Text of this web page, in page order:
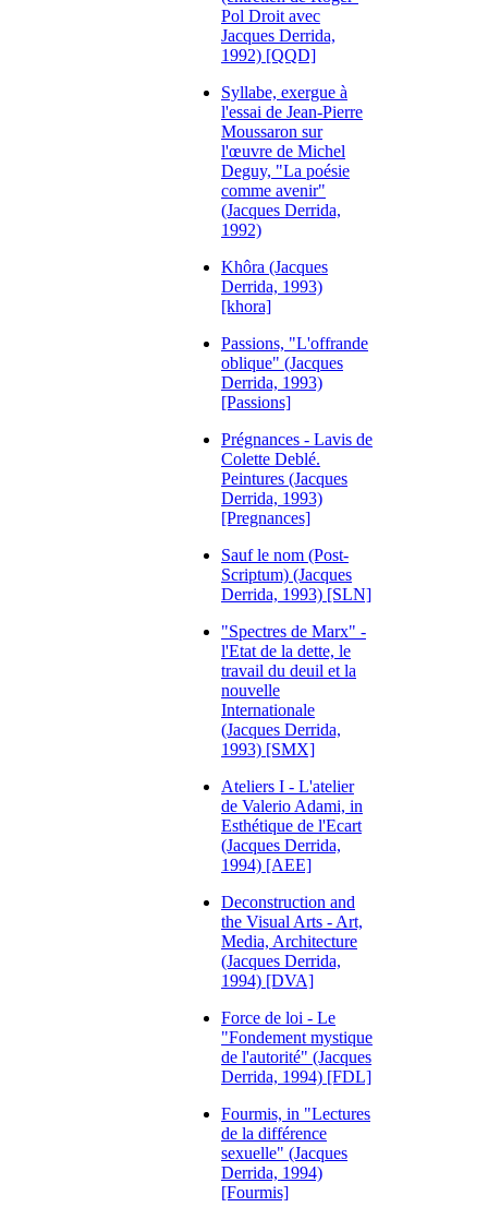
Pol Droit avec
Jacques Derrida,
1992) [QQD]
Syllabe, exergue à
l'essai de Jean-Pierre
Moussaron sur
l'œuvre de Michel
Deguy, "La poésie
comme avenir"
(Jacques Derrida,
1992)
Khôra (Jacques
Derrida, 1993)
[khora]
Passions, "L'offrande
oblique" (Jacques
Derrida, 1993)
[Passions]
Prégnances - Lavis de
Colette Deblé.
Peintures (Jacques
Derrida, 1993)
[Pregnances]
Sauf le nom (Post-
Scriptum) (Jacques
Derrida, 1993) [SLN]
"Spectres de Marx" -
l'Etat de la dette, le
travail du deuil et la
nouvelle
Internationale
(Jacques Derrida,
1993) [SMX]
Ateliers I - L'atelier
de Valerio Adami, in
Esthétique de l'Ecart
(Jacques Derrida,
1994) [AEE]
Deconstruction and
the Visual Arts - Art,
Media, Architecture
(Jacques Derrida,
1994) [DVA]
Force de loi - Le
"Fondement mystique
de l'autorité" (Jacques
Derrida, 1994) [FDL]
Fourmis, in "Lectures
de la différence
sexuelle" (Jacques
Derrida, 1994)
[Fourmis]